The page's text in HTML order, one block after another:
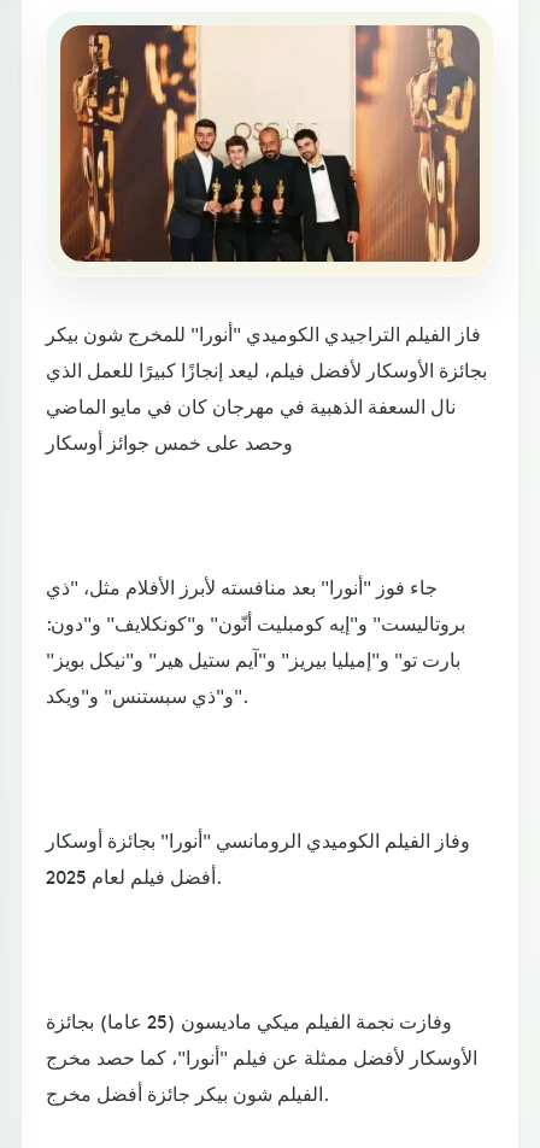
فاز الفيلم التراجيدي الكوميدي "أنورا" للمخرج شون بيكر
بجائزة الأوسكار لأفضل فيلم، ليعد إنجازًا كبيرًا للعمل الذي
نال السعفة الذهبية في مهرجان كان في مايو الماضي
وحصد على خمس جوائز أوسكار
جاء فوز "أنورا" بعد منافسته لأبرز الأفلام مثل، "ذي
بروتاليست" و"إيه كومبليت أنّون" و"كونكلايف" و"دون:
بارت تو" و"إميليا بيريز" و"آيم ستيل هير" و"نيكل بويز"
و"ذي سبستنس" و"ويكد".
وفاز الفيلم الكوميدي الرومانسي "أنورا" بجائزة أوسكار
أفضل فيلم لعام 2025.
وفازت نجمة الفيلم ميكي ماديسون (25 عاما) بجائزة
الأوسكار لأفضل ممثلة عن فيلم "أنورا"، كما حصد مخرج
الفيلم شون بيكر جائزة أفضل مخرج.